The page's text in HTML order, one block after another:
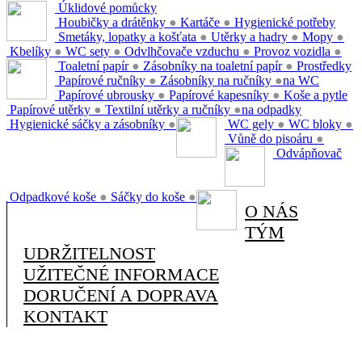
Úklidové pomůcky
Houbičky a drátěnky ● Kartáče ●
Smetáky, lopatky a košťata ● Utěrky a hadry ● Mopy ●
Kbelíky ● WC sety ● Odvlhčovače vzduchu ● Provoz vozidla ●
Hygienické potřeby
Toaletní papír ● Zásobníky na toaletní papír ●
Papírové ručníky ● Zásobníky na ručníky ●
Papírové ubrousky ● Papírové kapesníky ●
Papírové utěrky ● Textilní utěrky a ručníky ●
Hygienické sáčky a zásobníky ●
Prostředky
na WC
WC gely ● WC bloky ●
Vůně do pisoáru ●
Koše a pytle
na odpadky
Odpadkové koše ● Sáčky do koše ●
Odvápňovač
O NÁS
TÝM
UDRŽITELNOST
UŽITEČNÉ INFORMACE
DORUČENÍ A DOPRAVA
KONTAKT